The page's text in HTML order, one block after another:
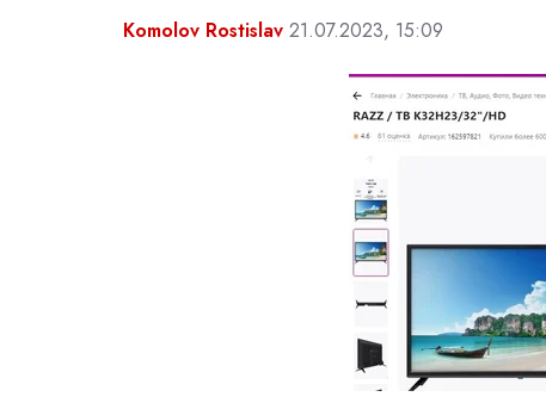
Komolov Rostislav 21.07.2023, 15:09